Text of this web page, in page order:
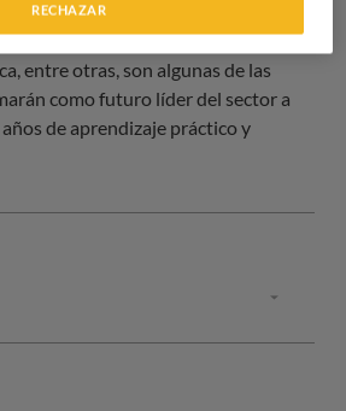
innovación, técnica de
entre otras, son algunas de las
como futuro líder del sector a
de aprendizaje práctico y
RECHAZAR